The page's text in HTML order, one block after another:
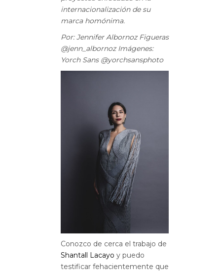
internacionalización de su
marca homónima.
Por: Jennifer Albornoz Figueras
@jenn_albornoz Imágenes:
Yorch Sans @yorchsansphoto
Conozco de cerca el trabajo de
Shantall Lacayo y puedo
testificar fehacientemente que